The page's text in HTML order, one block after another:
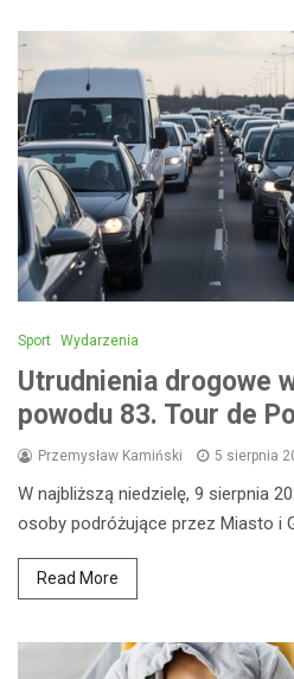
Sport Wydarzenia
Utrudnienia drogowe
powodu 83. Tour de
Przemysław Kamiński 5 sierpnia
W najbliższą niedzielę, 9 sierpnia
osoby podróżujące przez Miasto i
Read More